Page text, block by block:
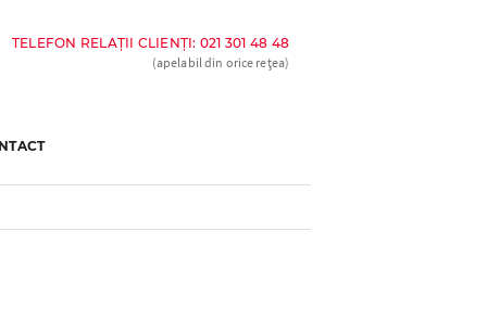
TELEFON RELAȚII CLIENȚI: 021 301 48 48
(apelabil din orice rețea)